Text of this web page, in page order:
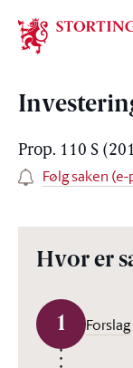
Prop. 110 S
Følg saken
Hvor er
1 Forslag